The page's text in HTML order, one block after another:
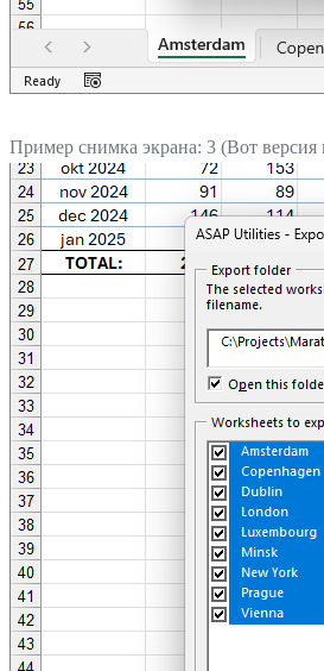
Пример снимка экрана: 3 (Вот версия